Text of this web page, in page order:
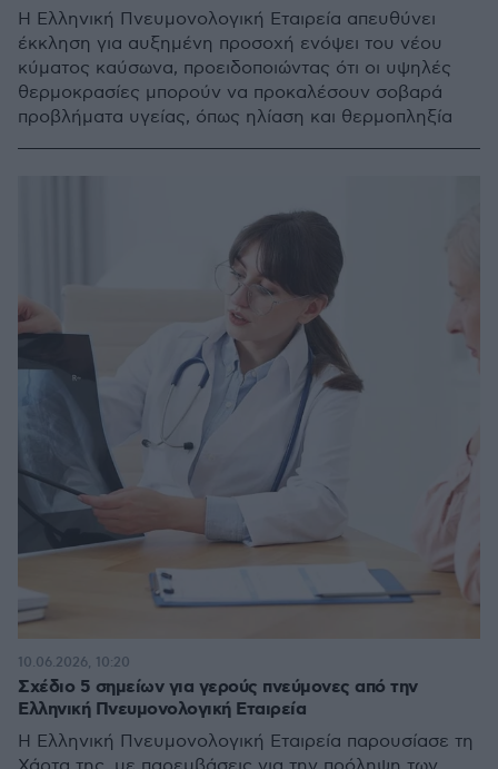
Η Ελληνική Πνευμονολογική Εταιρεία απευθύνει
έκκληση για αυξημένη προσοχή ενόψει του νέου
κύματος καύσωνα, προειδοποιώντας ότι οι υψηλές
θερμοκρασίες μπορούν να προκαλέσουν σοβαρά
προβλήματα υγείας, όπως ηλίαση και θερμοπληξία
Σχέδιο 5 σημείων για γερούς πνεύμονες από την
Ελληνική Πνευμονολογική Εταιρεία
Η Ελληνική Πνευμονολογική Εταιρεία παρουσίασε τη
10.06.2026, 10:20